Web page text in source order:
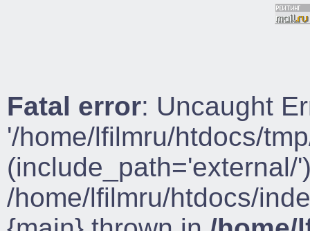
Fatal error: Uncaught
'/home/lfilmru/htdocs/
(include_path='external/
/home/lfilmru/htdocs/